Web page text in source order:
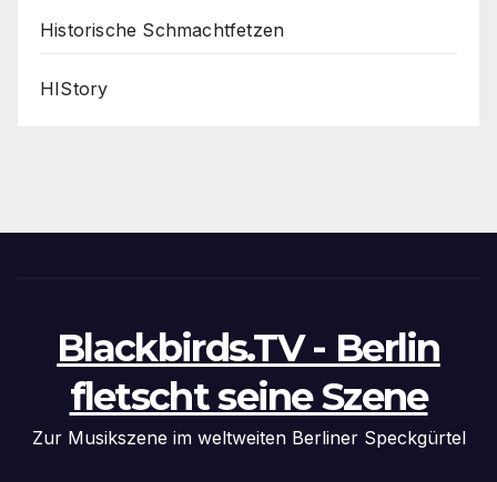
Historische Schmachtfetzen
HIStory
Blackbirds.TV - Berlin
fletscht seine Szene
Zur Musikszene im weltweiten Berliner Speckgürtel